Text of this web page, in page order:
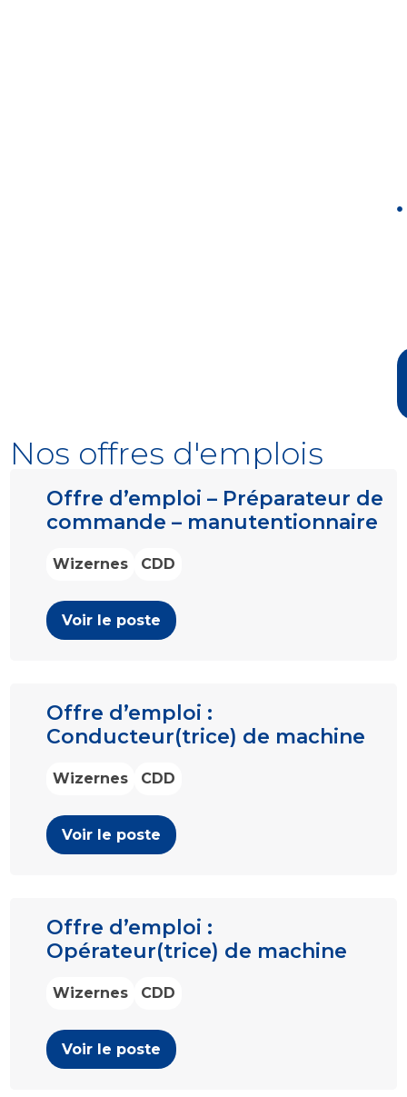
Nos offres d'emplois
Offre d’emploi – Préparateur de
commande – manutentionnaire
Wizernes CDD
Voir le poste
Offre d’emploi :
Conducteur(trice) de machine
Wizernes CDD
Voir le poste
Offre d’emploi :
Opérateur(trice) de machine
Wizernes CDD
Voir le poste